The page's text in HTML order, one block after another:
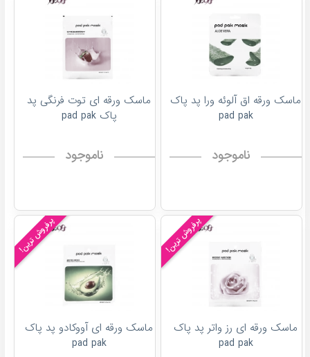
ماسک ورقه اق آلوئه ورا پد پاک
pad pak
ناموجود
ماسک ورقه ای توت فرنگی پد
پاک pad pak
ناموجود
پرفروش ترین!
ماسک ورقه ای رز واتر پد پاک
pad pak
پرفروش ترین!
ماسک ورقه ای آووکادو پد پاک
pad pak